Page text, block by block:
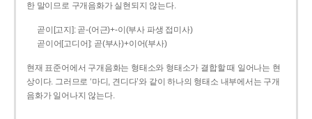
한 말이므로 구개음화가 실현되지 않는다.
곧이[고지]: 곧-­(어근)+­-이(부사 파생 접미사)
곧이어[고디어]: 곧(부사)+이어(부사)
현재 표준어에서 구개음화는 형태소와 형태소가 결합할 때 일어나는 현
상이다. 그러므로 ‘마디, 견디다’와 같이 하나의 형태소 내부에서는 구개
음화가 일어나지 않는다.